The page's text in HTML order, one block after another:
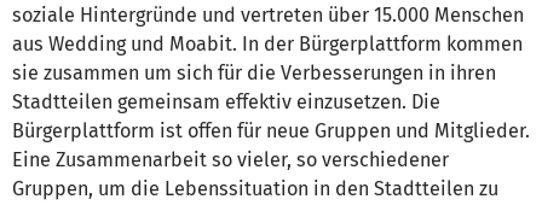
soziale Hintergründe und vertreten über 15.000 Menschen
aus Wedding und Moabit. In der Bürgerplattform kommen
sie zusammen um sich für die Verbesserungen in ihren
Stadtteilen gemeinsam effektiv einzusetzen. Die
Bürgerplattform ist offen für neue Gruppen und Mitglieder.
Eine Zusammenarbeit so vieler, so verschiedener
Gruppen, um die Lebenssituation in den Stadtteilen zu